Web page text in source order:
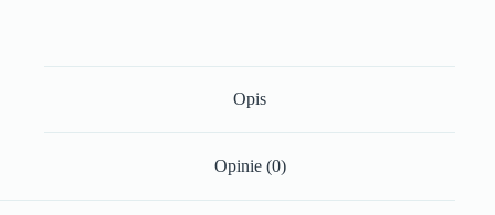
Opis
Opinie (0)